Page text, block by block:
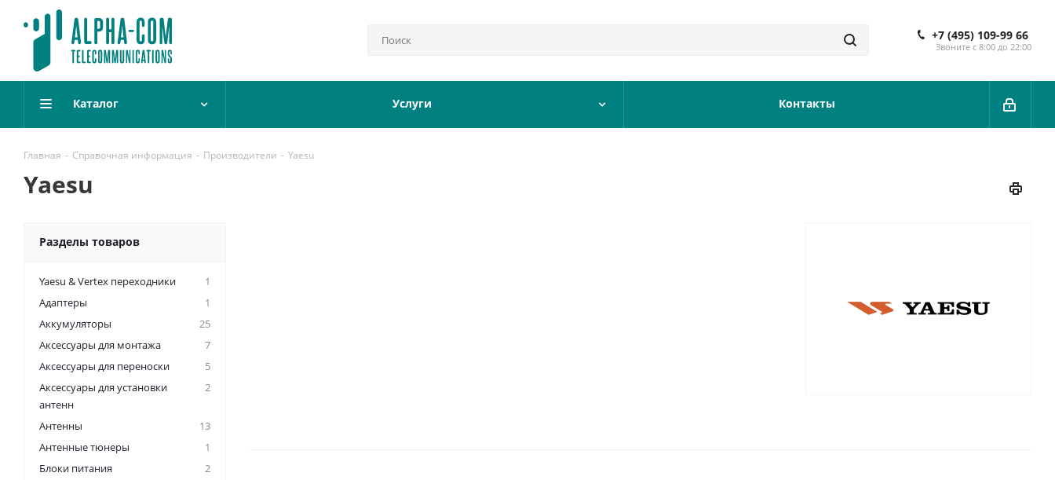
+7 (495) 109-99 66
Звоните с 8:00 до 22:00
Каталог Услуги Контакты
Главная - Справочная информация - Производители - Yaesu
Yaesu
Разделы товаров
Yaesu & Vertex переходники
1
Адаптеры
1
Аккумуляторы
25
Аксессуары для монтажа
7
Аксессуары для переноски
5
Аксессуары для установки
антенн
2
Антенны
13
Антенные тюнеры
1
Блоки питания
2